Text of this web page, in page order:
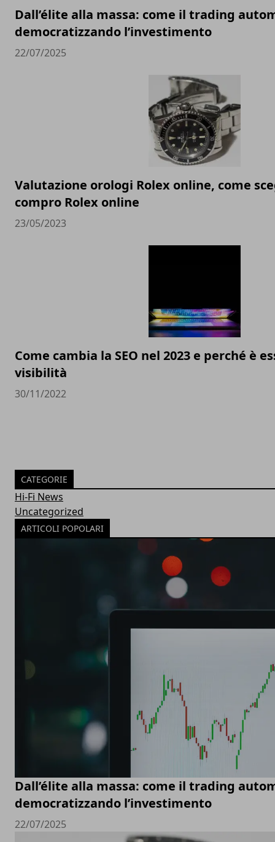
Dall’élite alla massa: come il trading
democratizzando l’investimento
22/07/2025
Valutazione orologi Rolex online, come
compro Rolex online
23/05/2023
Come cambia la SEO nel 2023 e perché è
visibilità
30/11/2022
CATEGORIE
Hi-Fi News
Uncategorized
ARTICOLI POPOLARI
Dall’élite alla massa: come il trading
democratizzando l’investimento
22/07/2025